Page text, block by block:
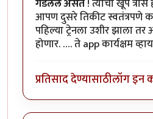
गंडलेले असते! त्याचा खूप
आपण दुसरे तिकीट स्वतंत्रपणे
पहिल्या ट्रेनला उशीर झाला
होणार. …. ते app कार्यक्षम
प्रतिसाद देण्यासाठीलॉग इन